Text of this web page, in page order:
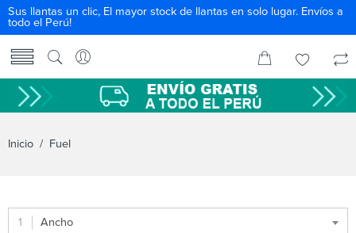
Sus llantas un clic, El mayor stock de llantas en solo lugar. Envíos a
todo el Perú!
Inicio / Fuel
Ancho